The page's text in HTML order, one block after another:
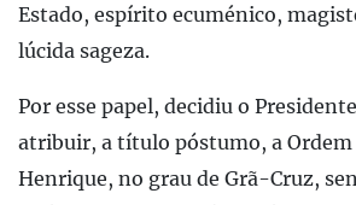
Estado, espírito ecuménico,
lúcida sageza.
Por esse papel, decidiu o
atribuir, a título póstumo, a
Henrique, no grau de Grã-Cruz,